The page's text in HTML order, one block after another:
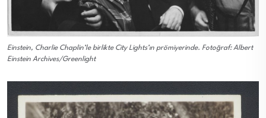
Einstein, Charlie Chaplin’le birlikte City Lights’ın prömiyerinde. Fotoğraf: Albert
Einstein Archives/Greenlight